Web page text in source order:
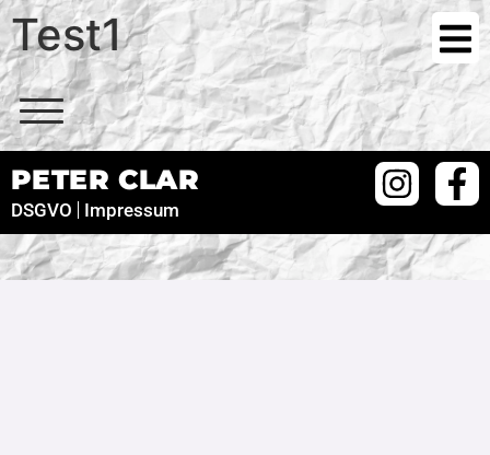
Test1
PETER CLAR
DSGVO Impressum